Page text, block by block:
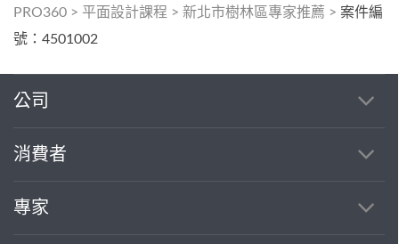
PRO360 > 平面設計課程 > 新北市樹林區專家推薦 > 案件編
號：4501002
公司
消費者
專家